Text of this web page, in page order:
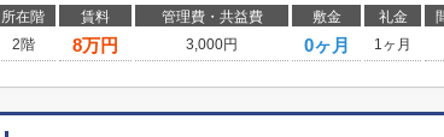
所在階 賃料 管理費・共益費 敷金 礼金
2階
8万円 3,000円 0ヶ月 1ヶ月